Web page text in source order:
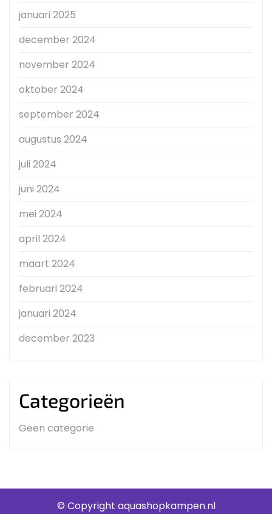
januari 2025
december 2024
november 2024
oktober 2024
september 2024
augustus 2024
juli 2024
juni 2024
mei 2024
april 2024
maart 2024
februari 2024
januari 2024
december 2023
Categorieën
Geen categorie
© Copyright aquashopkampen.nl